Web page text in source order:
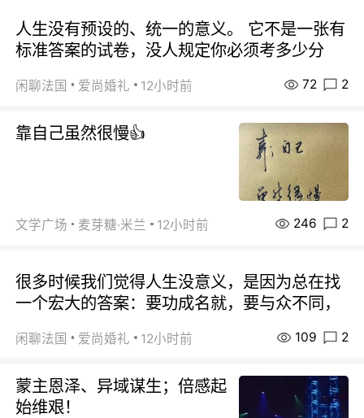
人生没有预设的、统一的意义。 它不是一张有
标准答案的试卷，没人规定你必须考多少分
闲聊法国 爱尚婚礼 12小时前 72 2
靠自己虽然很慢👍
文学广场 麦芽糖·米兰 12小时前 246 2
很多时候我们觉得人生没意义，是因为总在找
一个宏大的答案：要功成名就，要与众不同，
闲聊法国 爱尚婚礼 12小时前 109 2
蒙主恩泽、异域谋生；倍感起
始维艰！